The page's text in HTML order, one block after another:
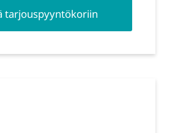
tarjouspyyntökoriin